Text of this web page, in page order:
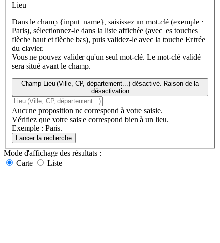
Lieu
Dans le champ {input_name}, saisissez un mot-clé (exemple :
Paris), sélectionnez-le dans la liste affichée (avec les touches
flèche haut et flèche bas), puis validez-le avec la touche Entrée
du clavier.
Vous ne pouvez valider qu'un seul mot-clé. Le mot-clé validé
sera situé avant le champ.
Champ Lieu (Ville, CP, département...) désactivé. Raison de la
désactivation
Aucune proposition ne correspond à votre saisie.
Vérifiez que votre saisie correspond bien à un lieu.
Exemple : Paris.
Lancer la recherche
Mode d'affichage des résultats :
Carte
Liste